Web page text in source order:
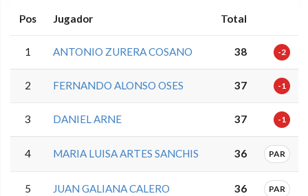
Pos Jugador Total
1 ANTONIO ZURERA COSANO 38 -2
2 FERNANDO ALONSO OSES 37 -1
3 DANIEL ARNE 37 -1
4 MARIA LUISA ARTES SANCHIS 36 PAR
5 JUAN GALIANA CALERO 36 PAR